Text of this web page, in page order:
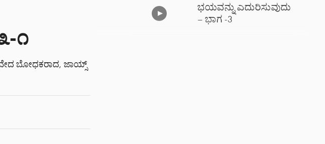
೧
ಬೋಧಕರಾದ, ಜಾಯ್ಸ್
ಭಯವನ್ನು ಎದುರಿಸುವುದು
– ಭಾಗ -3